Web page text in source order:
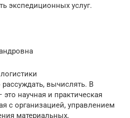
экспедиционных услуг.
вычислять. В
научная и практическая
с организацией, управлением
материальных,